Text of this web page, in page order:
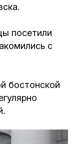
посетили
с
бостонской